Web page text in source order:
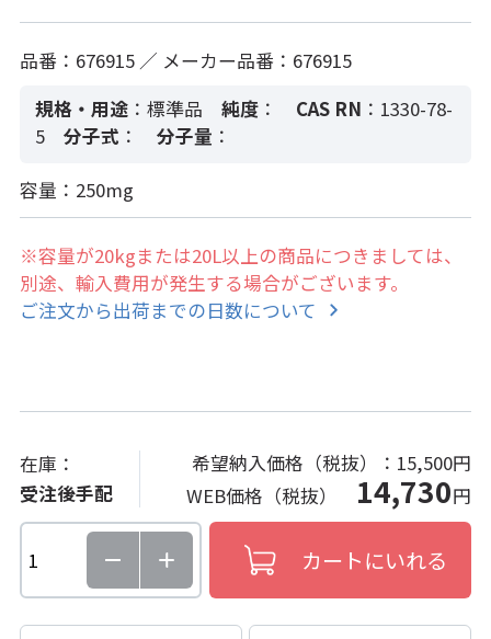
品番：676915 ／ メーカー品番：676915
規格・用途 ：標準品 純度： CAS RN ：1330-78-
5
分子式 ： 分子量 ：
容量：250mg
※容量が20kgまたは20L以上の商品につきましては、
別途、輸入費用が発生する場合がございます。
ご注文から出荷までの日数について
在庫：
受注後手配
希望納入価格（税抜）： 15,500円
WEB価格（税抜） 14,730円